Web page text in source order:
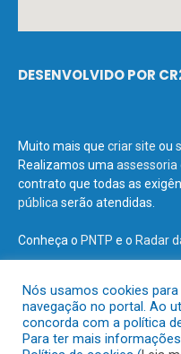
DESENVOLVIDO POR
Muito mais que criar site ou
Realizamos uma assessoria
contrato que todas as
pública serão atendidas.
Conheça o PNTP e o Radar
Todos os direitos reservados
Nós usamos cookies
navegação no portal. Ao
concorda com a política
Para ter mais